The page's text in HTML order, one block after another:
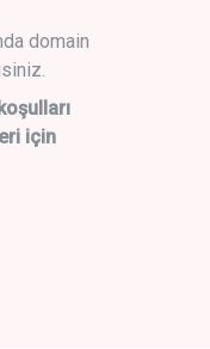
domain
için